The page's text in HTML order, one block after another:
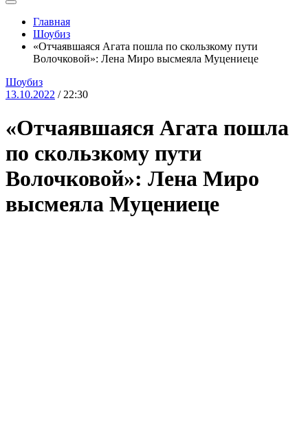
Главная
Шоубиз
«Отчаявшаяся Агата пошла по скользкому пути
Волочковой»: Лена Миро высмеяла Муцениеце
Шоубиз
13.10.2022 / 22:30
«Отчаявшаяся Агата пошла
по скользкому пути
Волочковой»: Лена Миро
высмеяла Муцениеце